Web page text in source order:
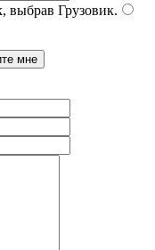
выбрав Грузовик.